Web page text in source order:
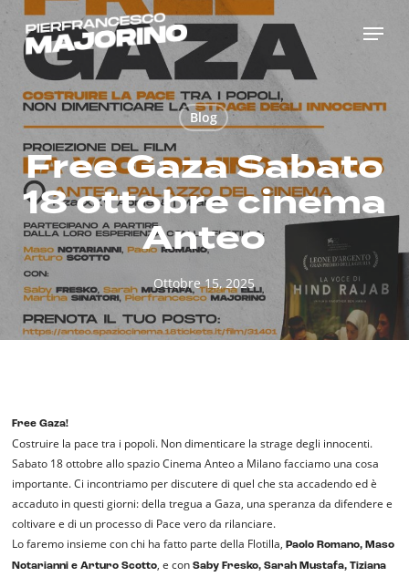
Skip
main
content
Menu
Blog
Free Gaza Sabato
18 ottobre cinema
Anteo
Ottobre 15, 2025
Free Gaza!
Costruire la pace tra i popoli. Non dimenticare la strage degli innocenti.
Sabato 18 ottobre allo spazio Cinema Anteo a Milano facciamo una cosa
importante. Ci incontriamo per discutere di quel che sta accadendo ed è
accaduto in questi giorni: della tregua a Gaza, una speranza da difendere e
coltivare e di un processo di Pace vero da rilanciare.
Lo faremo insieme con chi ha fatto parte della Flotilla,Paolo Romano, Maso
Notarianni e Arturo Scotto, e conSaby Fresko, Sarah Mustafa, Tiziana